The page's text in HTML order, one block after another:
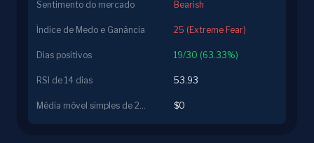
Sentimento do mercado Bearish
Índice de Medo e Ganância 25 (Extreme Fear)
Dias positivos 19/30 (63.33%)
RSI de 14 dias 53.93
Média móvel simples de 200 dias $0